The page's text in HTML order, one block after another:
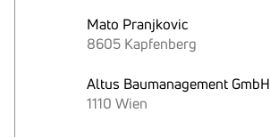
Mato Pranjkovic
8605 Kapfenberg
Altus Baumanagement GmbH
1110 Wien